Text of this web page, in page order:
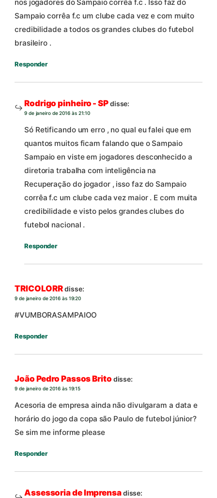
nos jogadores do Sampaio corrêa f.c . Isso faz do
Sampaio corrêa f.c um clube cada vez e com muito
credibilidade a todos os grandes clubes do futebol
brasileiro .
Responder
Rodrigo pinheiro - SPdisse:
9 de janeiro de 2016 às 21:10
Só Retificando um erro , no qual eu falei que em
quantos muitos ficam falando que o Sampaio
Sampaio en viste em jogadores desconhecido a
diretoria trabalha com inteligência na
Recuperação do jogador , isso faz do Sampaio
corrêa f.c um clube cada vez maior . E com muita
credibilidade e visto pelos grandes clubes do
futebol nacional .
Responder
TRICOLORRdisse:
9 de janeiro de 2016 às 19:20
#VUMBORASAMPAIOO
Responder
João Pedro Passos Brito disse:
9 de janeiro de 2016 às 19:15
Acesoria de empresa ainda não divulgaram a data e
horário do jogo da copa são Paulo de futebol júnior?
Se sim me informe please
Responder
Assessoria de Imprensadisse: